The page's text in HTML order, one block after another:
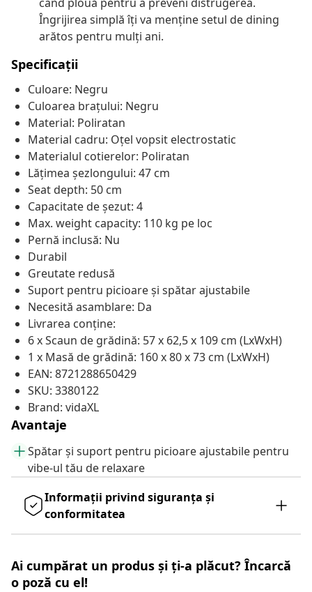
Îngrijirea simplă îți va menține setul de dining
arătos pentru mulți ani.
Specificații
Culoare: Negru
Culoarea brațului: Negru
Material: Poliratan
Material cadru: Oțel vopsit electrostatic
Materialul cotierelor: Poliratan
Lățimea șezlongului: 47 cm
Seat depth: 50 cm
Capacitate de șezut: 4
Max. weight capacity: 110 kg pe loc
Pernă inclusă: Nu
Durabil
Greutate redusă
Suport pentru picioare și spătar ajustabile
Necesită asamblare: Da
Livrarea conține:
6 x Scaun de grădină: 57 x 62,5 x 109 cm (LxWxH)
1 x Masă de grădină: 160 x 80 x 73 cm (LxWxH)
EAN: 8721288650429
SKU: 3380122
Brand: vidaXL
Avantaje
Spătar și suport pentru picioare ajustabile pentru
vibe-ul tău de relaxare
Informații privind siguranța și
conformitatea
Ai cumpărat un produs și ți-a plăcut? Încarcă
o poză cu el!